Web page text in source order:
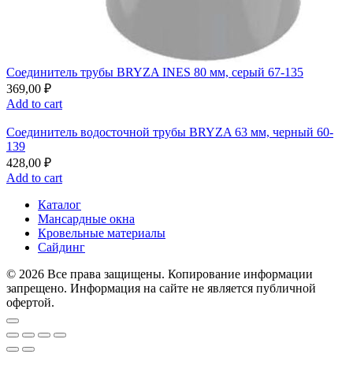
Соединитель трубы BRYZA INES 80 мм, серый 67-135
369,00 ₽
Add to cart
Соединитель водосточной трубы BRYZA 63 мм, черный 60-
139
428,00 ₽
Add to cart
Каталог
Мансардные окна
Кровельные материалы
Сайдинг
© 2026 Все права защищены. Копирование информации
запрещено. Информация на сайте не является публичной
офертой.